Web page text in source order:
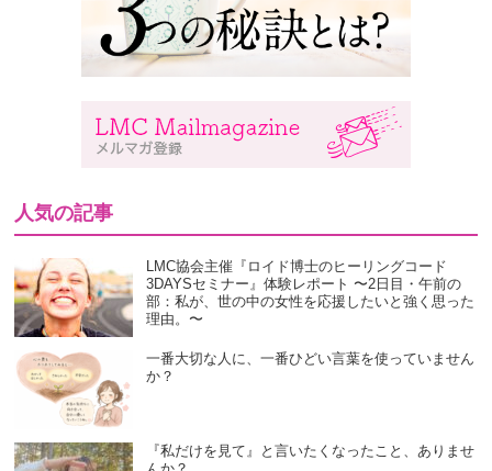
人気の記事
LMC協会主催『ロイド博士のヒーリングコード
3DAYSセミナー』体験レポート 〜2日目・午前の
部：私が、世の中の女性を応援したいと強く思った
理由。〜
一番大切な人に、一番ひどい言葉を使っていません
か？
『私だけを見て』と言いたくなったこと、ありませ